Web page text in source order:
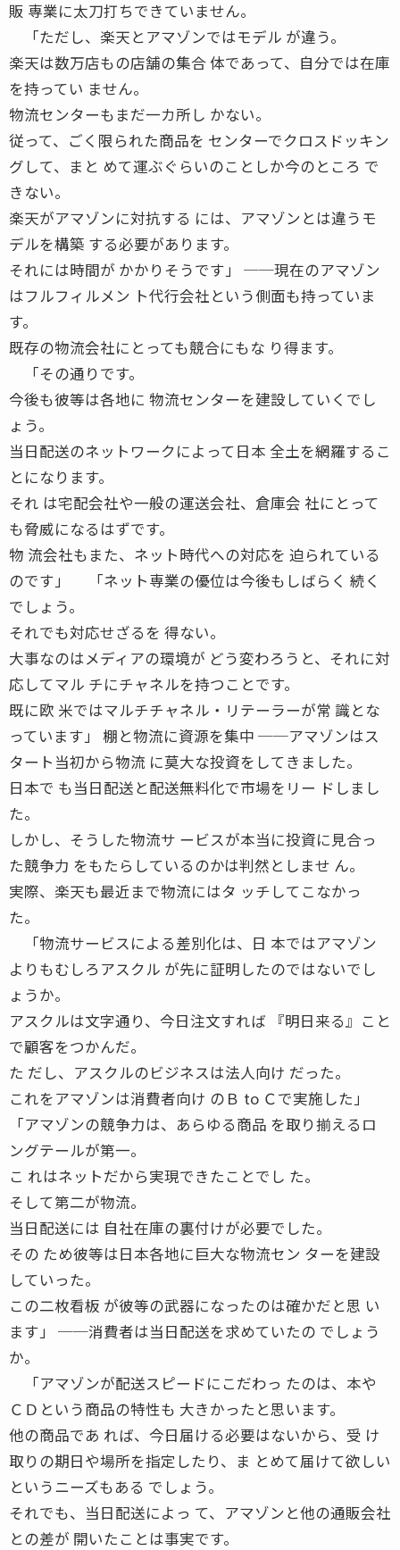
販 専業に太刀打ちできていません。
「ただし、楽天とアマゾンではモデル が違う。
楽天は数万店もの店舗の集合 体であって、自分では在庫
を持ってい ません。
物流センターもまだ一カ所し かない。
従って、ごく限られた商品を センターでクロスドッキン
グして、まと めて運ぶぐらいのことしか今のところ で
きない。
楽天がアマゾンに対抗する には、アマゾンとは違うモ
デルを構築 する必要があります。
それには時間が かかりそうです」 ──現在のアマゾン
はフルフィルメン ト代行会社という側面も持っていま
す。
既存の物流会社にとっても競合にもな り得ます。
「その通りです。
今後も彼等は各地に 物流センターを建設していくでし
ょう。
当日配送のネットワークによって日本 全土を網羅するこ
とになります。
それ は宅配会社や一般の運送会社、倉庫会 社にとって
も脅威になるはずです。
物 流会社もまた、ネット時代への対応を 迫られている
のです」 「ネット専業の優位は今後もしばらく 続く
でしょう。
それでも対応せざるを 得ない。
大事なのはメディアの環境が どう変わろうと、それに対
応してマル チにチャネルを持つことです。
既に欧 米ではマルチチャネル・リテーラーが常 識とな
っています」 棚と物流に資源を集中 ──アマゾンはス
タート当初から物流 に莫大な投資をしてきました。
日本で も当日配送と配送無料化で市場をリー ドしまし
た。
しかし、そうした物流サ ービスが本当に投資に見合っ
た競争力 をもたらしているのかは判然としませ ん。
実際、楽天も最近まで物流にはタ ッチしてこなかっ
た。
「物流サービスによる差別化は、日 本ではアマゾン
よりもむしろアスクル が先に証明したのではないでし
ょうか。
アスクルは文字通り、今日注文すれば 『明日来る』こと
で顧客をつかんだ。
た だし、アスクルのビジネスは法人向け だった。
これをアマゾンは消費者向け のＢ to Ｃで実施した」
「アマゾンの競争力は、あらゆる商品 を取り揃えるロ
ングテールが第一。
こ れはネットだから実現できたことでし た。
そして第二が物流。
当日配送には 自社在庫の裏付けが必要でした。
その ため彼等は日本各地に巨大な物流セン ターを建設
していった。
この二枚看板 が彼等の武器になったのは確かだと思 い
ます」 ──消費者は当日配送を求めていたの でしょう
か。
「アマゾンが配送スピードにこだわっ たのは、本や
ＣＤという商品の特性も 大きかったと思います。
他の商品であ れば、今日届ける必要はないから、受 け
取りの期日や場所を指定したり、ま とめて届けて欲しい
というニーズもある でしょう。
それでも、当日配送によっ て、アマゾンと他の通販会社
との差が 開いたことは事実です。